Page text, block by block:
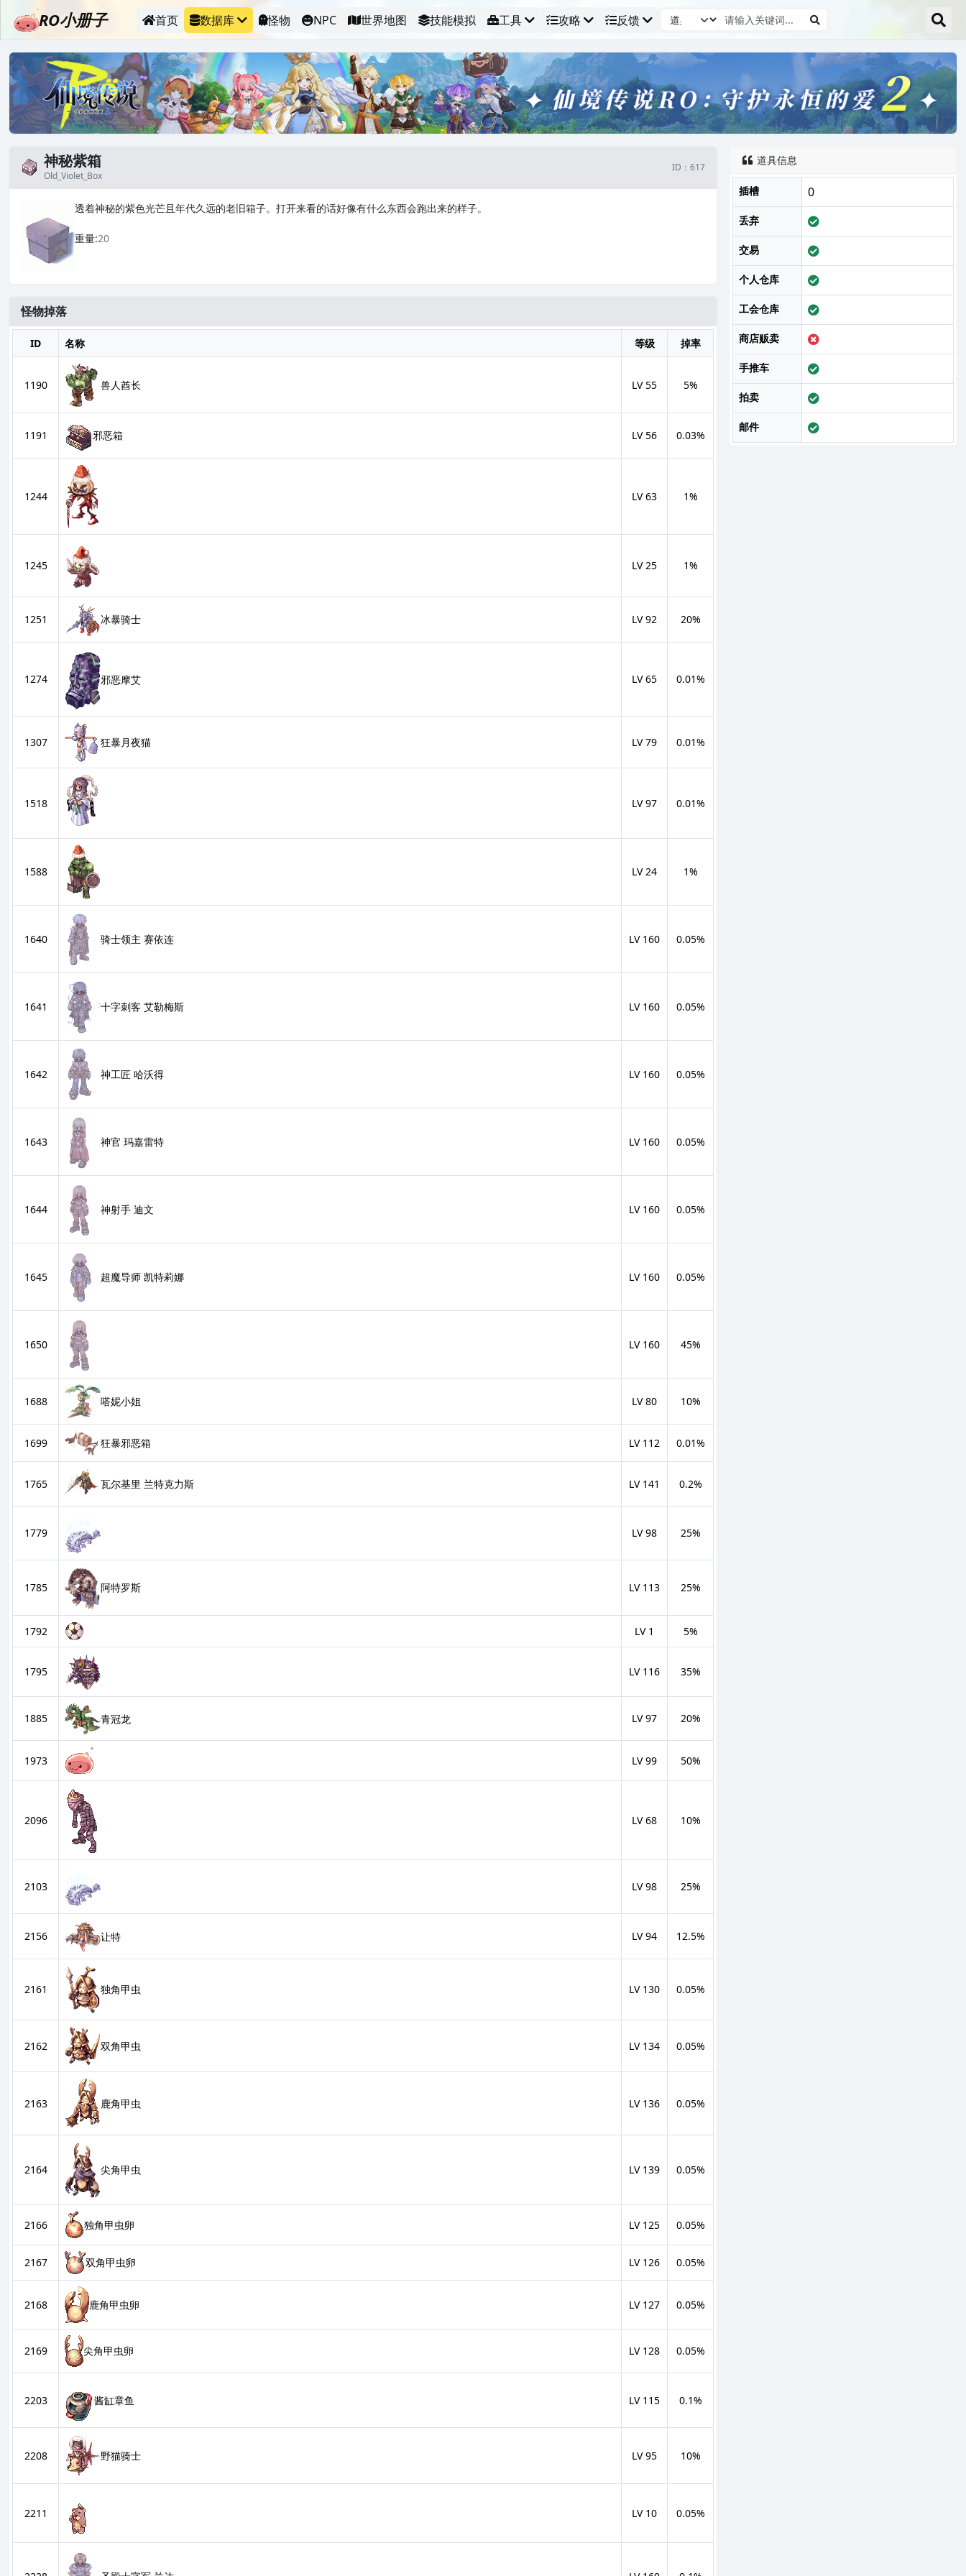
RO小册子 首页 数据库 怪物 NPC 世界地图 技能模拟 工具 攻略 反馈
神秘紫箱
Old_Violet_Box
ID：617
透着神秘的紫色光芒且年代久远的老旧箱子。打开来看的话好像有什么东西会跑出来的样子。
重量:20
怪物掉落
ID 名称 等级 掉率
1190 兽人酋长 LV 55 5%
1191 邪恶箱 LV 56 0.03%
1244 LV 63 1%
1245 LV 25 1%
1251 冰暴骑士 LV 92 20%
1274 邪恶摩艾 LV 65 0.01%
1307 狂暴月夜猫 LV 79 0.01%
1518 LV 97 0.01%
1588 LV 24 1%
1640 骑士领主 赛依连 LV 160 0.05%
1641 十字刺客 艾勒梅斯 LV 160 0.05%
1642 神工匠 哈沃得 LV 160 0.05%
1643 神官 玛嘉雷特 LV 160 0.05%
1644 神射手 迪文 LV 160 0.05%
1645 超魔导师 凯特莉娜 LV 160 0.05%
1650 LV 160 45%
1688 嗒妮小姐 LV 80 10%
1699 狂暴邪恶箱 LV 112 0.01%
1765 瓦尔基里 兰特克力斯 LV 141 0.2%
1779 LV 98 25%
1785 阿特罗斯 LV 113 25%
1792 LV 1 5%
1795 LV 116 35%
1885 青冠龙 LV 97 20%
1973 LV 99 50%
2096 LV 68 10%
2103 LV 98 25%
2156 让特 LV 94 12.5%
2161 独角甲虫 LV 130 0.05%
2162 双角甲虫 LV 134 0.05%
2163 鹿角甲虫 LV 136 0.05%
2164 尖角甲虫 LV 139 0.05%
2166 独角甲虫卵 LV 125 0.05%
2167 双角甲虫卵 LV 126 0.05%
2168 鹿角甲虫卵 LV 127 0.05%
2169 尖角甲虫卵 LV 128 0.05%
2203 酱缸章鱼 LV 115 0.1%
2208 野猫骑士 LV 95 10%
2211 LV 10 0.05%
 道具信息
插槽 0
丢弃
交易
个人仓库
工会仓库
商店贩卖
手推车
拍卖
邮件